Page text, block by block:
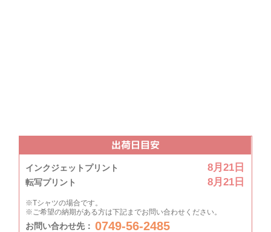
出荷日目安
インクジェットプリント 8月21日
転写プリント 8月21日
※Tシャツの場合です。
※ご希望の納期がある方は下記までお問い合わせください。
お問い合わせ先： 0749-56-2485